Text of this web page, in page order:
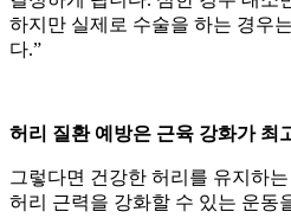
하지만 실제로 수술을 하는 경우
다.”
허리 질환 예방은 근육 강화가 최
그렇다면 건강한 허리를 유지하
허리 근력을 강화할 수 있는 운동